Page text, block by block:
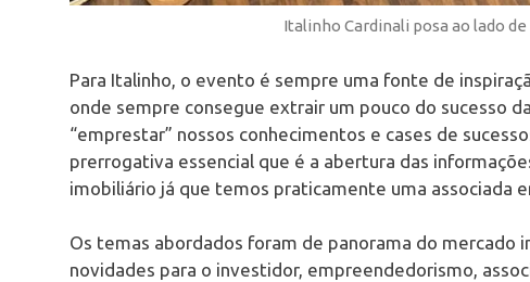
Italinho Cardinali posa ao lado
Para Italinho, o evento é sempre uma fonte de
onde sempre consegue extrair um pouco do sucesso
“emprestar” nossos conhecimentos e cases de
prerrogativa essencial que é a abertura das
imobiliário já que temos praticamente uma associada
Os temas abordados foram de panorama do mercado
novidades para o investidor, empreendedorismo,